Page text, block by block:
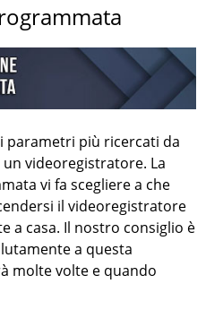
parametri più ricercati da
videoregistratore. La
vi fa scegliere a che
il videoregistratore
a casa. Il nostro consiglio è
a questa
molte volte e quando